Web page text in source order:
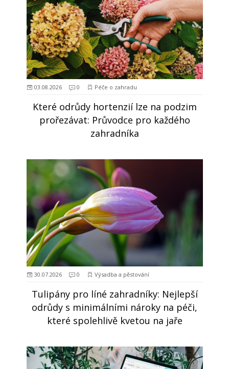
03.08.2026 0 Péče o zahradu
Které odrůdy hortenzií lze na podzim
prořezávat: Průvodce pro každého
zahradníka
30.07.2026 0 Výsadba a pěstování
Tulipány pro líné zahradníky: Nejlepší
odrůdy s minimálními nároky na péči,
které spolehlivě kvetou na jaře